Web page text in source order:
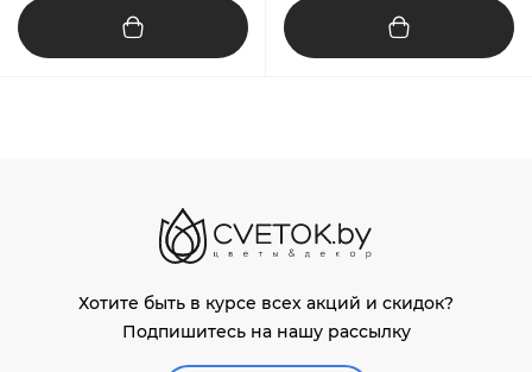
Хотите быть в курсе всех акций и скидок?
Подпишитесь на нашу рассылку